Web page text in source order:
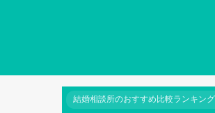
結婚相談所のおすすめ比較ランキング